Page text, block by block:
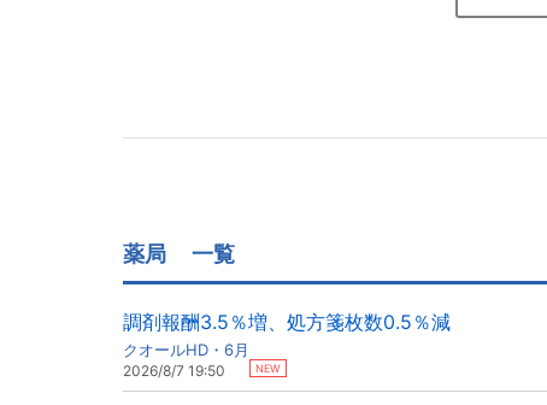
薬局 一覧
調剤報酬3.5％増、処方箋枚数0.5％減
クオールHD・6月
2026/8/7 19:50 NEW